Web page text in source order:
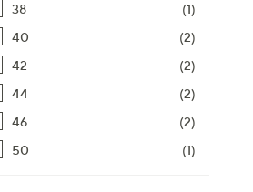
38
(1)
40
(2)
42
(2)
44
(2)
46
(2)
50
(1)